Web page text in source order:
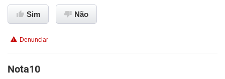
Benefícios
Recomenda esta empresa
Recomenda a diretoria
Sim Não
Denunciar
Nota10